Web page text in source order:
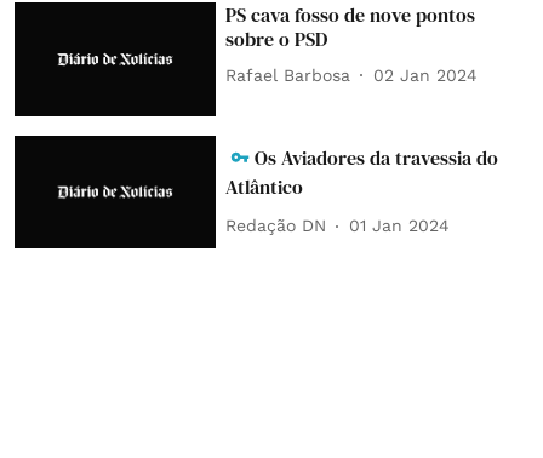
PS cava fosso de nove pontos
sobre o PSD
Rafael Barbosa 02 Jan 2024
Os Aviadores da travessia do
Atlântico
Redação DN 01 Jan 2024